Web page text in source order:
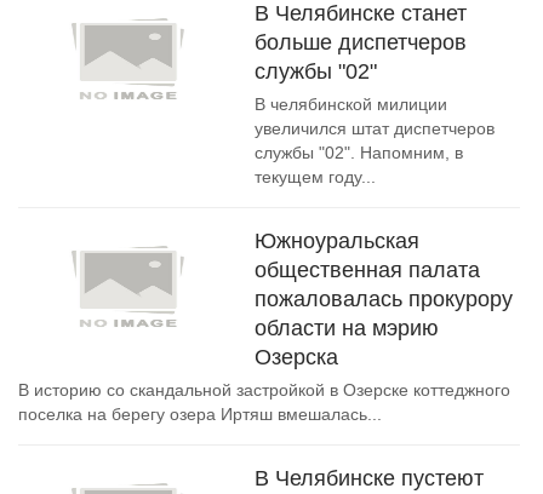
В Челябинске станет
больше диспетчеров
службы "02"
В челябинской милиции
увеличился штат диспетчеров
службы "02". Напомним, в
текущем году...
Южноуральская
общественная палата
пожаловалась прокурору
области на мэрию
Озерска
В историю со скандальной застройкой в Озерске коттеджного
поселка на берегу озера Иртяш вмешалась...
В Челябинске пустеют